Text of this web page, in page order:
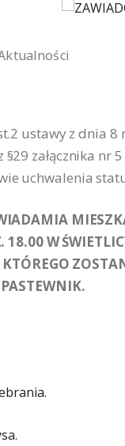
ustawy z dnia
załącznika nr
uchwalenia
W